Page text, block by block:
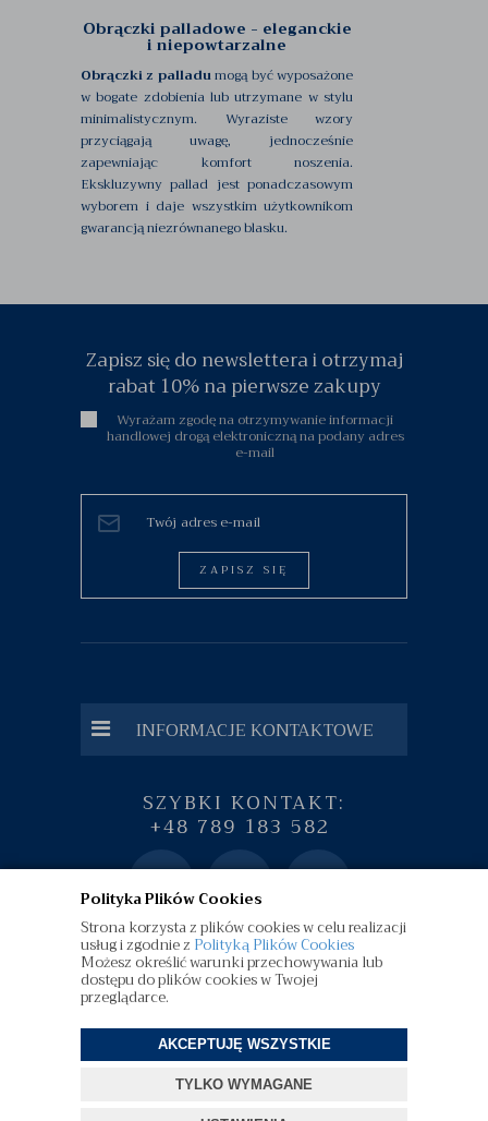
Polityka Plików Cookies
Strona korzysta z plików cookies w celu realizacji
usług i zgodnie z Polityką Plików Cookies
Możesz określić warunki przechowywania lub
dostępu do plików cookies w Twojej
przeglądarce.
AKCEPTUJĘ WSZYSTKIE
TYLKO WYMAGANE
Obrączki palladowe - eleganckie
i niepowtarzalne
Obrączki z palladumogą być wyposażone
w bogate zdobienia lub utrzymane w stylu
minimalistycznym. Wyraziste wzory
przyciągają uwagę, jednocześnie
zapewniając komfort noszenia.
Ekskluzywny pallad jest ponadczasowym
wyborem i daje wszystkim użytkownikom
gwarancją niezrównanego blasku.
Zapisz się do newslettera i otrzymaj
rabat 10% na pierwsze zakupy
Wyrażam zgodę na otrzymywanie informacji
handlowej drogą elektroniczną na podany adres
e-mail
ZAPISZ SIĘ
INFORMACJE KONTAKTOWE
SZYBKI KONTAKT:
+48 789 183 582
diamenty.pl | Wszelkie Prawa Zastrzeżone